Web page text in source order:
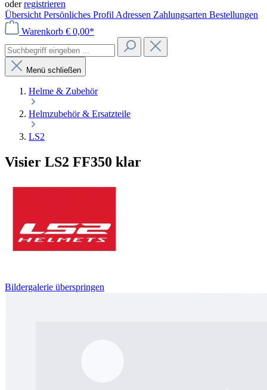
oderregistrieren
Übersicht Persönliches Profil Adressen Zahlungsarten Bestellungen
Warenkorb € 0,00*
Menü schließen
Helme & Zubehör
Helmzubehör & Ersatzteile
LS2
Visier LS2 FF350 klar
Bildergalerie überspringen